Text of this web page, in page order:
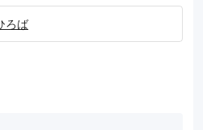
ろば